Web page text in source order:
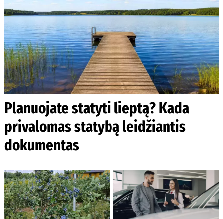
Planuojate statyti lieptą? Kada
privalomas statybą leidžiantis
dokumentas